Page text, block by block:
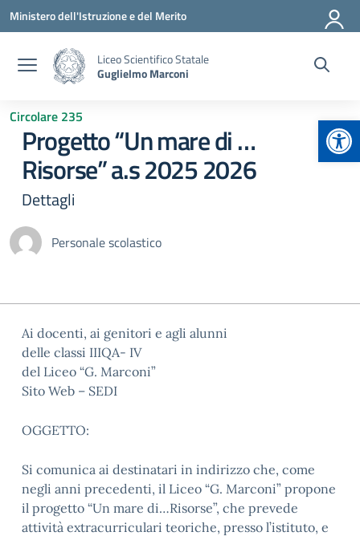
Vai ai contenuti
Vai al menu di navigazione
Vai al footer
Ministero dell'Istruzione e del Merito
Liceo Scientifico Statale
Guglielmo Marconi
Circolare 235
Progetto “Un mare di …
Risorse” a.s 2025 2026
Dettagli
Personale scolastico
Ai docenti, ai genitori e agli alunni
delle classi IIIQA- IV
del Liceo “G. Marconi”
Sito Web – SEDI
OGGETTO:
Si comunica ai destinatari in indirizzo che, come
negli anni precedenti, il Liceo “G. Marconi” propone
il progetto “Un mare di…Risorse”, che prevede
attività extracurriculari teoriche, presso l’istituto, e